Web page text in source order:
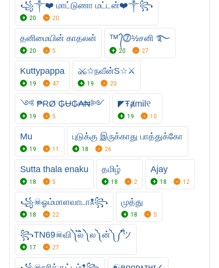
꧁༒❤️ மாட்டுணா மட்டன்❤️༒꧂
20 20
தனிமையின் காதலன்
20 5
ᵀᴹ ᭄⓻½சனி ࿐
20 27
Kuttypappa
19 47
⚔☆நவீன்S☆⚔
19 20
༺ ₱ɌØ ₲Ʉ₲₳₦༻
19 5
◤ŦⱥmᎥl୧
19 10
Mu
19 11
புடுக்கு இருக்காது பாத்துக்கோ
18 26
Sutta thala enaku
18 5
தமிழ்
18 2
Ajay
18 12
꧁☠︎ஓம்மாளவாடா☠︎꧂
18 22
முத்து
18 5
꧂TN69☠︎வி༽ ֟ல்༽ ல༽ ன்༽ ༼֟ツ
17 27